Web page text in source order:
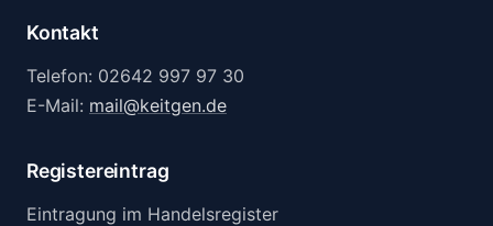
Kontakt
Telefon: 02642 997 97 30
E-Mail: mail@keitgen.de
Registereintrag
Eintragung im Handelsregister